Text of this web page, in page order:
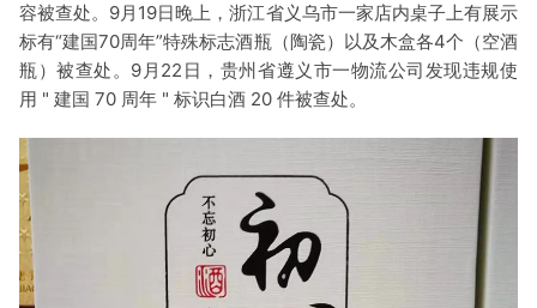
容被查处。9月19日晚上，浙江省义乌市一家店内桌子上有展示
标有“建国70周年”特殊标志酒瓶（陶瓷）以及木盒各4个（空酒
瓶）被查处。9月22日，贵州省遵义市一物流公司发现违规使
用 " 建国 70 周年 " 标识白酒 20 件被查处。